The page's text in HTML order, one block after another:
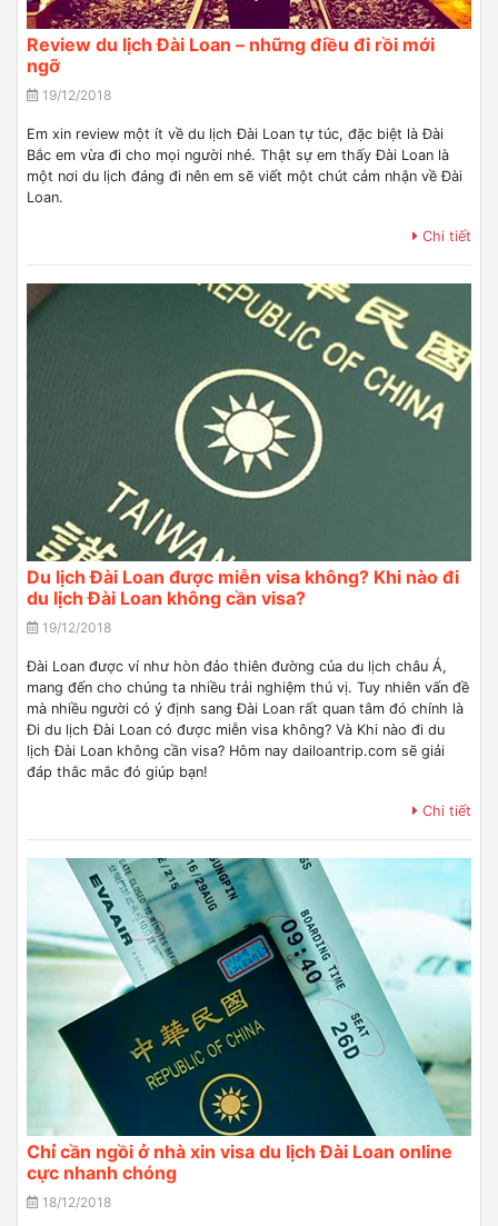
Review du lịch Đài Loan – những điều đi rồi mới
ngỡ
19/12/2018
Em xin review một ít về du lịch Đài Loan tự túc, đặc biệt là Đài
Bắc em vừa đi cho mọi người nhé. Thật sự em thấy Đài Loan là
một nơi du lịch đáng đi nên em sẽ viết một chút cảm nhận về Đài
Loan.
Chi tiết
Du lịch Đài Loan được miễn visa không? Khi nào đi
du lịch Đài Loan không cần visa?
19/12/2018
Đài Loan được ví như hòn đảo thiên đường của du lịch châu Á,
mang đến cho chúng ta nhiều trải nghiệm thú vị. Tuy nhiên vấn đề
mà nhiều người có ý định sang Đài Loan rất quan tâm đó chính là
Đi du lịch Đài Loan có được miễn visa không? Và Khi nào đi du
lịch Đài Loan không cần visa? Hôm nay dailoantrip.com sẽ giải
đáp thắc mắc đó giúp bạn!
Chi tiết
Chỉ cần ngồi ở nhà xin visa du lịch Đài Loan online
cực nhanh chóng
18/12/2018